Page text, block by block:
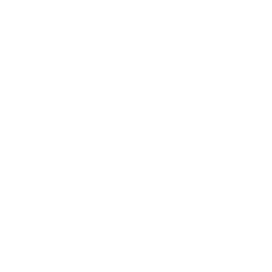
de maisons, dont 2.1 % de
présente deux indicateurs
compte, pour tout projet
: comparer
que celui d’un bien
comparer objectivement,
énergétique, sécurité